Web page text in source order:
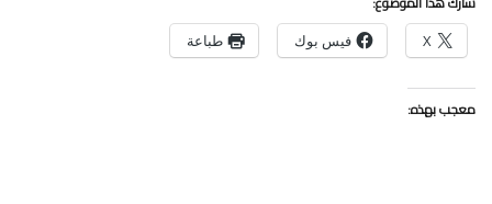
X فيس بوك طباعة
معجب بهذه: